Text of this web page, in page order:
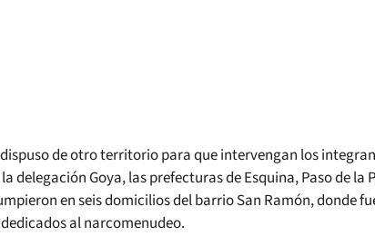
de otro territorio para que intervengan los
delegación Goya, las prefecturas de Esquina, Paso de la
en seis domicilios del barrio San Ramón, donde
al narcomenudeo.